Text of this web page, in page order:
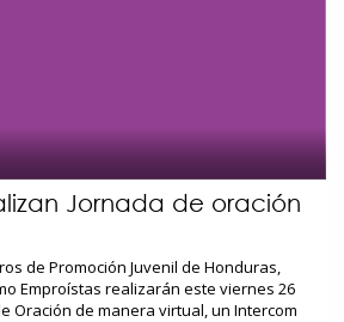
Jornada de oración
de Promoción Juvenil de Honduras,
Emproístas realizarán este viernes 26
Oración de manera virtual, un Intercom